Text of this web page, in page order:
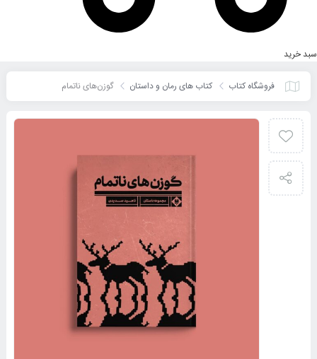
سبد خرید
فروشگاه کتاب کتاب های رمان و داستان گوزن‌های ناتمام